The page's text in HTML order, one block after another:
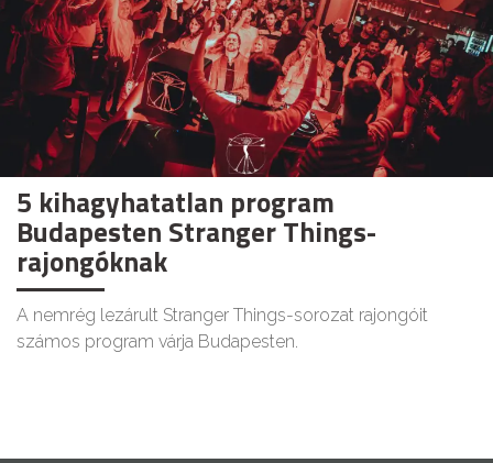
5 kihagyhatatlan program
Budapesten Stranger Things-
rajongóknak
A nemrég lezárult Stranger Things-sorozat rajongóit
számos program várja Budapesten.